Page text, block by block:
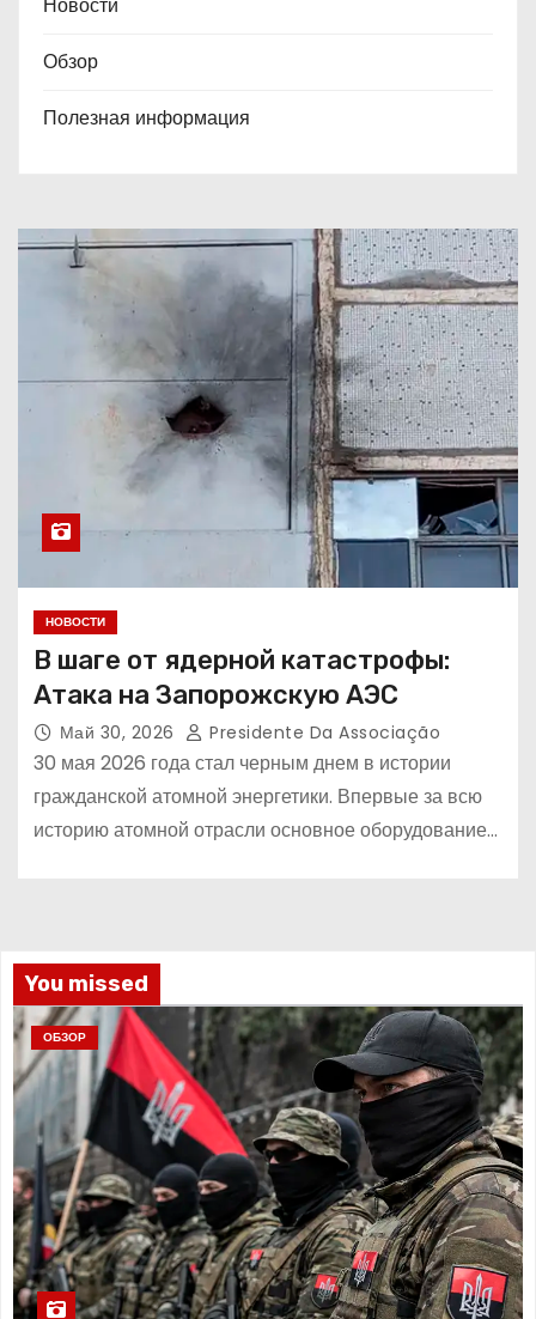
Обзор
Полезная информация
НОВОСТИ
В шаге от ядерной катастрофы:
Атака на Запорожскую АЭС
Май 30, 2026 Presidente Da Associação
30 мая 2026 года стал черным днем в истории
гражданской атомной энергетики. Впервые за всю
историю атомной отрасли основное оборудование…
You missed
ОБЗОР